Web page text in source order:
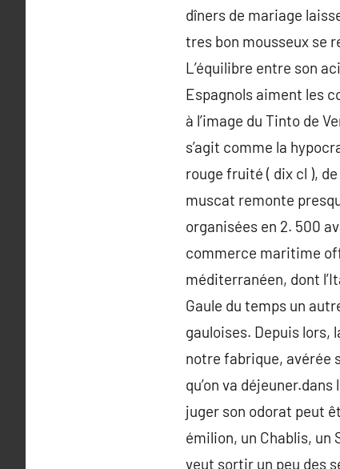
dîners de mariage
tres bon mousseux se
L’équilibre entre son
Espagnols aiment les
à l’image du Tinto de
s’agit comme la
rouge fruité ( dix cl ),
muscat remonte
organisées en 2. 500
commerce maritime
méditerranéen, dont
Gaule du temps un
gauloises. Depuis lors,
notre fabrique, avérée
qu’on va
juger son odorat peut
émilion, un Chablis, un
veut sortir un peu des